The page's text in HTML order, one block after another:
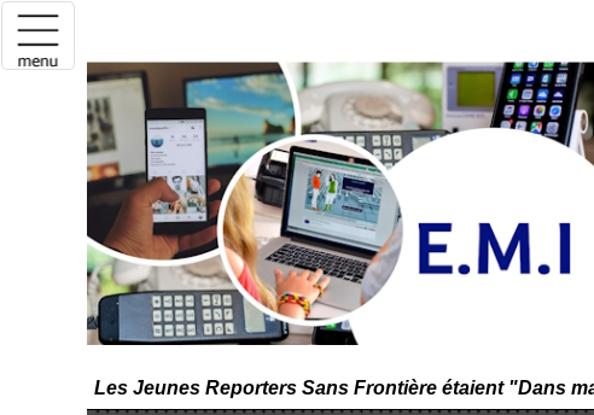
Les Jeunes Reporters Sans Frontière étaient "Dans